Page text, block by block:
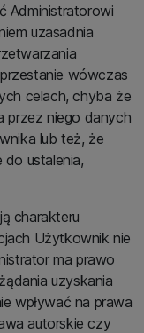
Administratorowi
uzasadnia
wówczas
celach, chyba że
przez niego danych
lub też, że
ustalenia,
charakteru
Użytkownik nie
ma prawo
uzyskania
wpływać na prawa
autorskie czy